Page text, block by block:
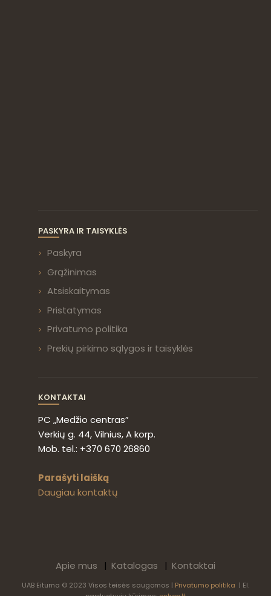
PASKYRA IR TAISYKLĖS
Paskyra
Grąžinimas
Atsiskaitymas
Pristatymas
Privatumo politika
Prekių pirkimo sąlygos ir taisyklės
KONTAKTAI
PC „Medžio centras”
Verkių g. 44, Vilnius, A korp.
Mob. tel.: +370 670 26860
Parašyti laišką
Daugiau kontaktų
Apie mus Katalogas Kontaktai
UAB Eituma © 2023 Visos teisės saugomos | Privatumo politika | El.